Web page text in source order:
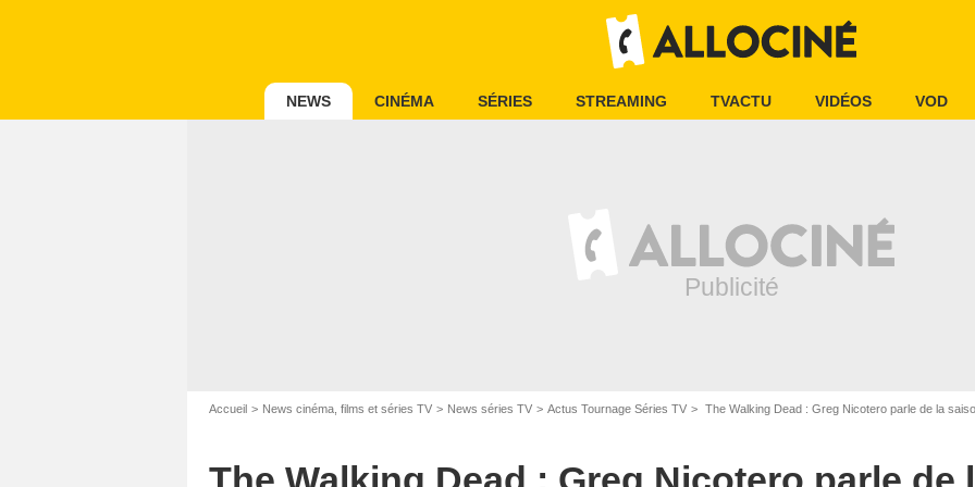
NEWS CINÉMA SÉRIES STREAMING TVACTU VIDÉOS VOD
Accueil News cinéma, films et séries TV News séries TV Actus Tournage Séries TV The Walking Dead : Greg Nicotero parle de la